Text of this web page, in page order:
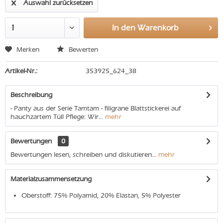
Auswahl zurücksetzen
In den Warenkorb
Merken Bewerten
Artikel-Nr.: 353925_624_38
Beschreibung
- Panty aus der Serie Tamtam - filigrane Blattstickerei auf
hauchzartem Tüll Pflege: Wir... mehr
Bewertungen
0
Bewertungen lesen, schreiben und diskutieren... mehr
Materialzusammensetzung
Oberstoff: 75% Polyamid, 20% Elastan, 5% Polyester